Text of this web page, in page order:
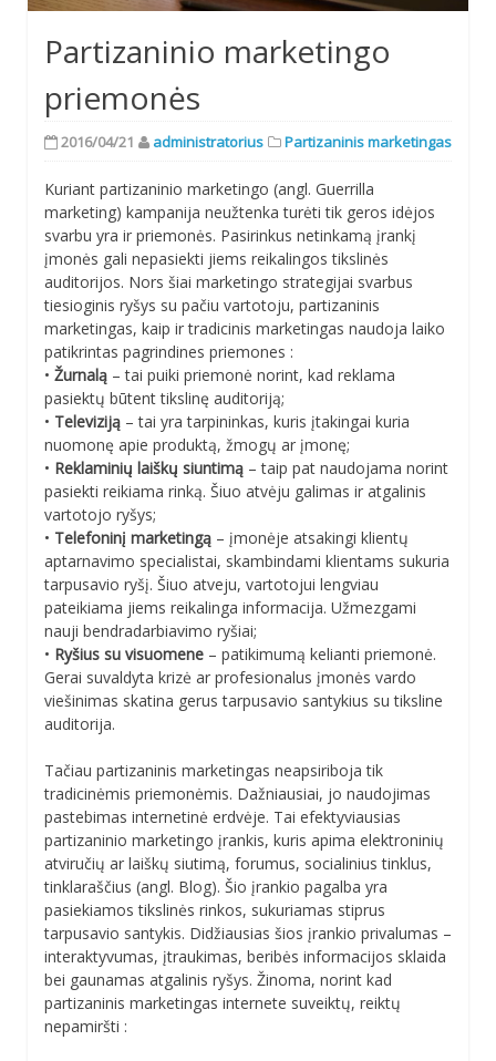
Partizaninio marketingo
priemonės
2016/04/21 administratorius Partizaninis marketingas
Kuriant partizaninio marketingo (angl. Guerrilla
marketing) kampanija neužtenka turėti tik geros idėjos
svarbu yra ir priemonės. Pasirinkus netinkamą įrankį
įmonės gali nepasiekti jiems reikalingos tikslinės
auditorijos. Nors šiai marketingo strategijai svarbus
tiesioginis ryšys su pačiu vartotoju, partizaninis
marketingas, kaip ir tradicinis marketingas naudoja laiko
patikrintas pagrindines priemones :
• Žurnalą – tai puiki priemonė norint, kad reklama
pasiektų būtent tikslinę auditoriją;
• Televiziją – tai yra tarpininkas, kuris įtakingai kuria
nuomonę apie produktą, žmogų ar įmonę;
• Reklaminių laiškų siuntimą – taip pat naudojama norint
pasiekti reikiama rinką. Šiuo atvėju galimas ir atgalinis
vartotojo ryšys;
• Telefoninį marketingą – įmonėje atsakingi klientų
aptarnavimo specialistai, skambindami klientams sukuria
tarpusavio ryšį. Šiuo atveju, vartotojui lengviau
pateikiama jiems reikalinga informacija. Užmezgami
nauji bendradarbiavimo ryšiai;
• Ryšius su visuomene – patikimumą kelianti priemonė.
Gerai suvaldyta krizė ar profesionalus įmonės vardo
viešinimas skatina gerus tarpusavio santykius su tiksline
auditorija.
Tačiau partizaninis marketingas neapsiriboja tik
tradicinėmis priemonėmis. Dažniausiai, jo naudojimas
pastebimas internetinė erdvėje. Tai efektyviausias
partizaninio marketingo įrankis, kuris apima elektroninių
atviručių ar laiškų siutimą, forumus, socialinius tinklus,
tinklaraščius (angl. Blog). Šio įrankio pagalba yra
pasiekiamos tikslinės rinkos, sukuriamas stiprus
tarpusavio santykis. Didžiausias šios įrankio privalumas –
interaktyvumas, įtraukimas, beribės informacijos sklaida
bei gaunamas atgalinis ryšys. Žinoma, norint kad
partizaninis marketingas internete suveiktų, reiktų
nepamiršti :